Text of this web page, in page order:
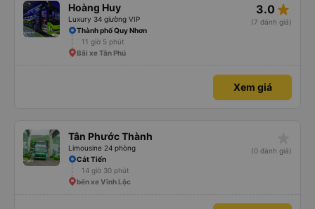
Hoàng Huy
Luxury 34 giường VIP
3.0 star_rate
(7 đánh giá)
Thành phố Quy Nhơn
11 giờ 5 phút
Bãi xe Tân Phú
Xem giá
Tân Phước Thành
Limousine 24 phòng
(0 đánh giá)
Cát Tiến
14 giờ 30 phút
bến xe Vĩnh Lộc